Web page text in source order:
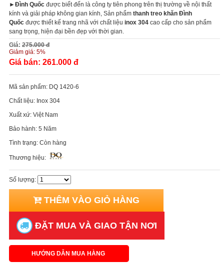
►Đình Quốc được biết đến là công ty tiên phong trên thị trường về nội thất
kính và giải pháp không gian kính, Sản phẩm thanh treo khăn Đình
Quốc được thiết kế trang nhã với chất liệu inox 304 cao cấp cho sản phẩm
sang trọng, hiện đại bền đẹp với thời gian.
Giá: 275.000 đ
Giảm giá: 5%
Giá bán: 261.000 đ
Mã sản phẩm: DQ 1420-6
Chất liệu: Inox 304
Xuất xứ: Việt Nam
Bảo hành: 5 Năm
Tình trạng: Còn hàng
Thương hiệu:
Số lượng:
THÊM VÀO GIỎ HÀNG
ĐẶT MUA VÀ GIAO TẬN NƠI
HƯỚNG DẪN MUA HÀNG